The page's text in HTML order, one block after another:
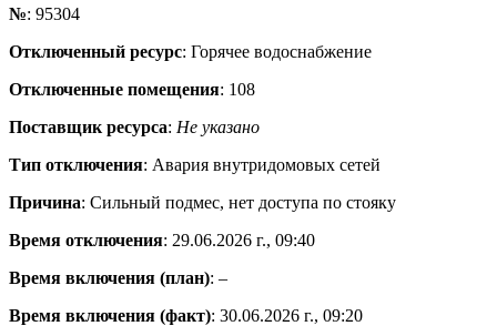
№: 95304
Отключенный ресурс: Горячее водоснабжение
Отключенные помещения: 108
Поставщик ресурса: Не указано
Тип отключения: Авария внутридомовых сетей
Причина: Сильный подмес, нет доступа по стояку
Время отключения: 29.06.2026 г., 09:40
Время включения (план): –
Время включения (факт): 30.06.2026 г., 09:20